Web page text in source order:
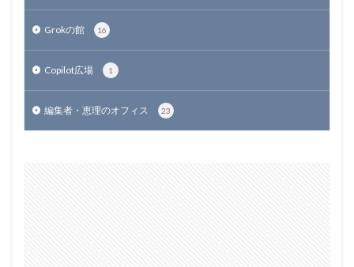
Grokの館 16
Copilot広場 1
編集者・恵理のオフィス 23